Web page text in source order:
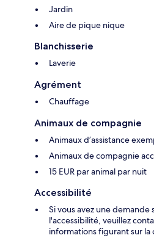
Jardin
Aire de pique nique
Blanchisserie
Laverie
Agrément
Chauffage
Animaux de compagnie
Animaux d’assistance
Animaux de compagnie
15 EUR par animal par nuit
Accessibilité
Si vous avez une
l'accessibilité, veuillez
informations figurant sur